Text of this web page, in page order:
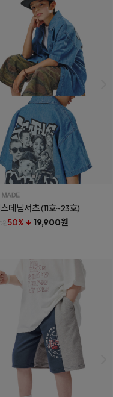
데님셔츠(11호~23호)
원50% ↓ 19,900원